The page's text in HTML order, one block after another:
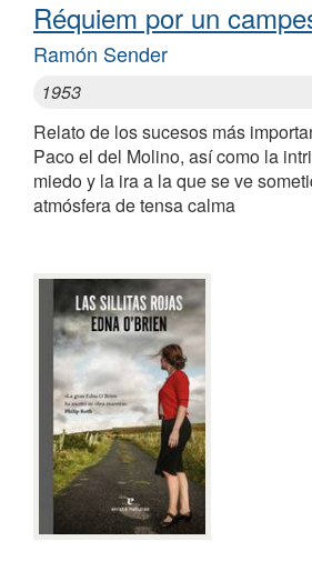
Réquiem por un
Ramón Sender
1953
Relato de los sucesos más
Paco el del Molino, así como la
miedo y la ira a la que se ve
atmósfera de tensa calma